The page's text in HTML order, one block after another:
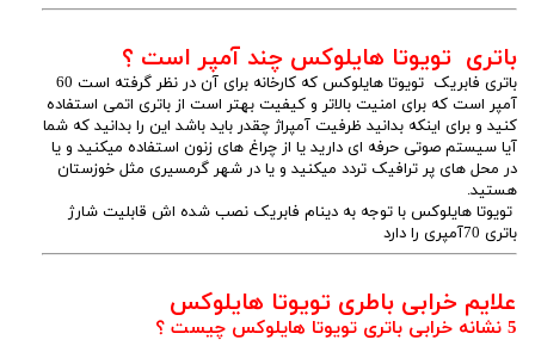
باتری تویوتا هایلوکس چند آمپر است ؟
باتری فابریک تویوتا هایلوکس که کارخانه برای آن در نظر گرفته است 60
آمپر است که برای امنیت بالاتر و کیفیت بهتر است از باتری اتمی استفاده
کنید و برای اینکه بدانید ظرفیت آمپراژ چقدر باید باشد این را بدانید که شما
آیا سیستم صوتی حرفه ای دارید یا از چراغ های زنون استفاده میکنید و یا
در محل های پر ترافیک تردد میکنید و یا در شهر گرمسیری مثل خوزستان
هستید.
تویوتا هایلوکس با توجه به دینام فابریک نصب شده اش قابلیت شارژ
باتری 70آمپری را دارد
علایم خرابی باطری تویوتا هایلوکس
5 نشانه خرابی باتری تویوتا هایلوکس چیست ؟